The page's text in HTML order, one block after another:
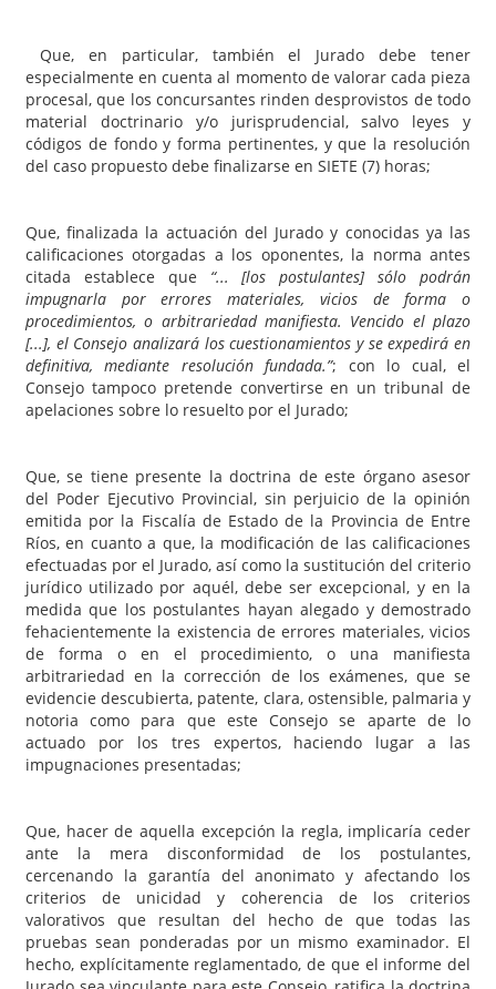
Que, en particular, también el Jurado debe tener
especialmente en cuenta al momento de valorar cada pieza
procesal, que los concursantes rinden desprovistos de todo
material doctrinario y/o jurisprudencial, salvo leyes y
códigos de fondo y forma pertinentes, y que la resolución
del caso propuesto debe finalizarse en SIETE (7) horas;
Que, finalizada la actuación del Jurado y conocidas ya las
calificaciones otorgadas a los oponentes, la norma antes
citada establece que “... [los postulantes] sólo podrán
impugnarla por errores materiales, vicios de forma o
procedimientos, o arbitrariedad manifiesta. Vencido el plazo
[...], el Consejo analizará los cuestionamientos y se expedirá en
definitiva, mediante resolución fundada.”; con lo cual, el
Consejo tampoco pretende convertirse en un tribunal de
apelaciones sobre lo resuelto por el Jurado;
Que, se tiene presente la doctrina de este órgano asesor
del Poder Ejecutivo Provincial, sin perjuicio de la opinión
emitida por la Fiscalía de Estado de la Provincia de Entre
Ríos, en cuanto a que, la modificación de las calificaciones
efectuadas por el Jurado, así como la sustitución del criterio
jurídico utilizado por aquél, debe ser excepcional, y en la
medida que los postulantes hayan alegado y demostrado
fehacientemente la existencia de errores materiales, vicios
de forma o en el procedimiento, o una manifiesta
arbitrariedad en la corrección de los exámenes, que se
evidencie descubierta, patente, clara, ostensible, palmaria y
notoria como para que este Consejo se aparte de lo
actuado por los tres expertos, haciendo lugar a las
impugnaciones presentadas;
Que, hacer de aquella excepción la regla, implicaría ceder
ante la mera disconformidad de los postulantes,
cercenando la garantía del anonimato y afectando los
criterios de unicidad y coherencia de los criterios
valorativos que resultan del hecho de que todas las
pruebas sean ponderadas por un mismo examinador. El
hecho, explícitamente reglamentado, de que el informe del